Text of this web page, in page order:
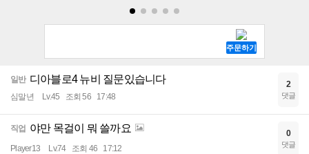
일반 디아블로4 뉴비 질문있습니다
심말년 Lv.45 조회 56 17:48
2
댓글
직업 야만 목걸이 뭐 쓸까요
Player13 Lv.74 조회 46 17:12
0
댓글